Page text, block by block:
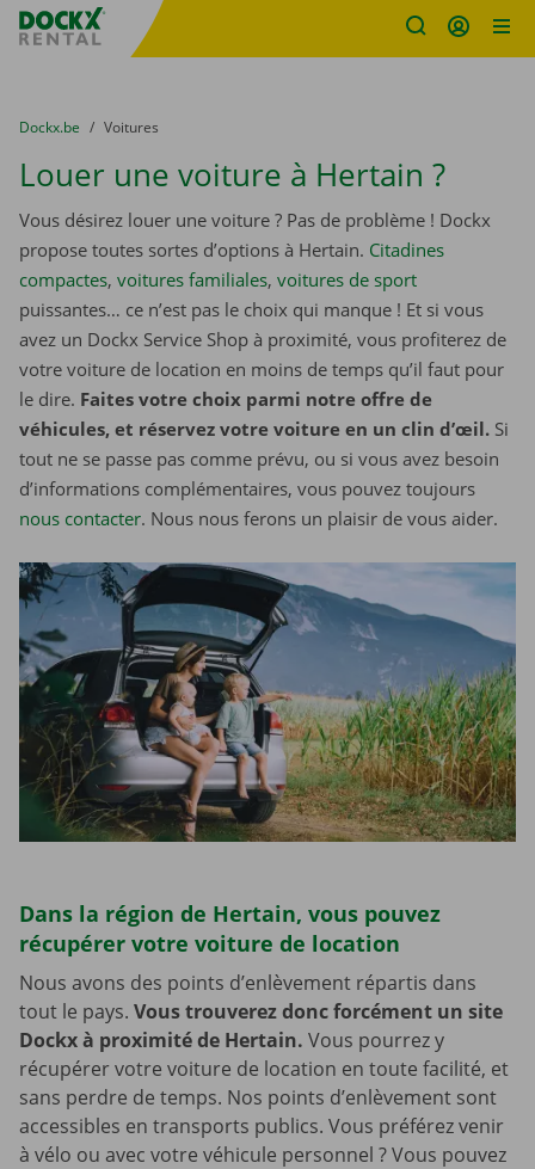
sitename
You are here:
du
Dockx.be to
Voitures
Louer une voiture à Hertain ?
Vous désirez louer une voiture ? Pas de problème ! Dockx
propose toutes sortes d’options à Hertain. Citadines
compactes, voitures familiales, voitures de sport
puissantes… ce n’est pas le choix qui manque ! Et si vous
avez un Dockx Service Shop à proximité, vous profiterez de
votre voiture de location en moins de temps qu’il faut pour
le dire. Faites votre choix parmi notre offre de
véhicules, et réservez votre voiture en un clin d’œil. Si
tout ne se passe pas comme prévu, ou si vous avez besoin
d’informations complémentaires, vous pouvez toujours
nous contacter. Nous nous ferons un plaisir de vous aider.
Dans la région de Hertain, vous pouvez
récupérer votre voiture de location
Nous avons des points d’enlèvement répartis dans
tout le pays. Vous trouverez donc forcément un site
Dockx à proximité de Hertain. Vous pourrez y
récupérer votre voiture de location en toute facilité, et
sans perdre de temps. Nos points d’enlèvement sont
accessibles en transports publics. Vous préférez venir
à vélo ou avec votre véhicule personnel ? Vous pouvez